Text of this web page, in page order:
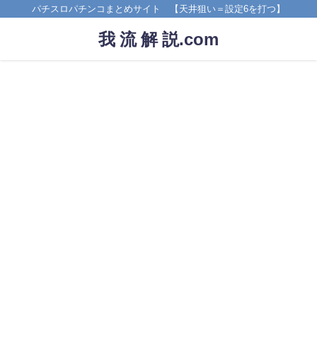
パチスロパチンコまとめサイト 【天井狙い＝設定6を打つ】
我 流 解 説.com